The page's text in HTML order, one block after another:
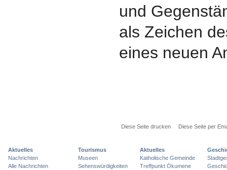
und
als Zeichen
eines neuen
Diese Seite drucken Diese Seite per
Aktuelles
Nachrichten
Alle Nachrichten
Tourismus
Museen
Sehenswürdigkeiten
Aktuelles
Katholische Gemeinde
Treffpunkt Ökumene